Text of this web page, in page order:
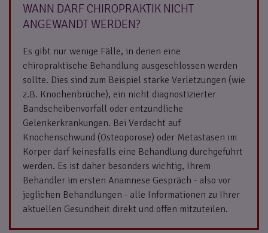
WANN DARF CHIROPRAKTIK NICHT
ANGEWANDT WERDEN?
Es gibt nur wenige Fälle, in denen eine
chiropraktische Behandlung ausgeschlossen werden
sollte. Dies sind zum Beispiel starke Verletzungen (wie
z.B. Knochenbrüche), ein nicht diagnostizierter
Bandscheibenvorfall oder entzündliche
Gelenkerkrankungen. Bei Verdacht auf
Knochenschwund (Osteoporose) oder Metastasen im
Körper darf keinesfalls eine Behandlung durchgeführt
werden. Es ist daher besonders wichtig, Ihrem
Behandler im ersten Anamnese Gespräch - also vor
jeglichen Behandlungen - alle Informationen zu Ihrer
aktuellen Gesundheit direkt und offen mitzuteilen.